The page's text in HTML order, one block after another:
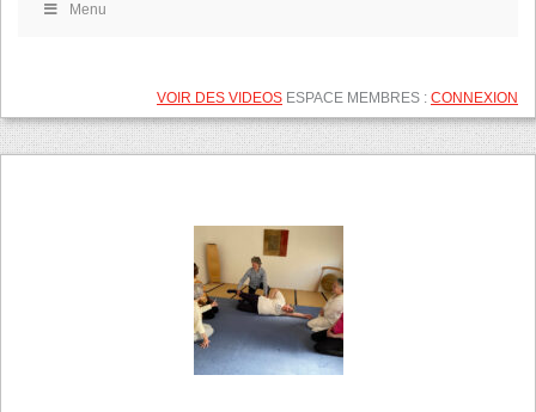
Menu
VOIR DES VIDEOS ESPACE MEMBRES : CONNEXION